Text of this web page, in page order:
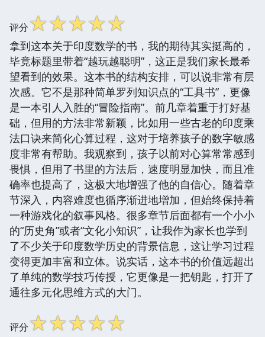
评分☆☆☆☆☆
拿到这本关于印度数学的书，我的期待其实挺高的，
毕竟标题里带着“越玩越聪明”，这正是我们家长最希
望看到的效果。这本书的结构安排，可以说非常有层
次感。它不是那种简单罗列知识点的“工具书”，更像
是一本引人入胜的“冒险指南”。前几章着重于打好基
础，但用的方法非常新颖，比如用一些古老的印度乘
法口诀来简化心算过程，这对于培养孩子的数字敏感
度非常有帮助。我观察到，孩子以前对心算常常感到
畏惧，但用了书里的方法后，速度明显加快，而且准
确率也提高了，这极大地增强了他的自信心。随着章
节深入，内容难度也循序渐进地增加，但始终保持着
一种游戏化的叙事风格。很多章节后面都有一个小小
的“历史角”或者“文化小知识”，让我作为家长也学到
了不少关于印度数学历史的背景信息，这让学习过程
变得更加丰富和立体。说实话，这本书的价值远超出
了单纯的数学技巧传授，它更像是一把钥匙，打开了
通往多元化思维方式的大门。
评分☆☆☆☆☆